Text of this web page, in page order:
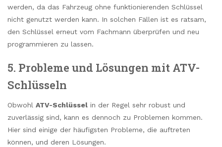
werden, da das Fahrzeug ohne funktionierenden Schlüssel
nicht genutzt werden kann. In solchen Fällen ist es ratsam,
den Schlüssel erneut vom Fachmann überprüfen und neu
programmieren zu lassen.
5. Probleme und Lösungen mit ATV-
Schlüsseln
Obwohl ATV-Schlüssel in der Regel sehr robust und
zuverlässig sind, kann es dennoch zu Problemen kommen.
Hier sind einige der häufigsten Probleme, die auftreten
können, und deren Lösungen.